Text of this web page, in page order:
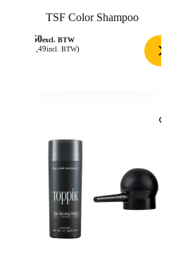
TSF Color Shampoo
9,50excl. BTW
11,49incl. BTW)